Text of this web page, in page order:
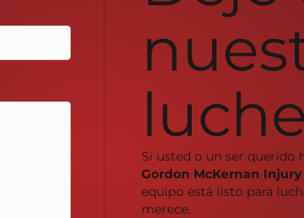
Si usted o un ser querido
Gordon McKernan
equipo está listo para
merece.